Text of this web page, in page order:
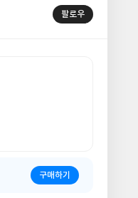
팔로우
구매하기